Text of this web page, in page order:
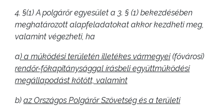
4. §(1) A polgárőr egyesület a 3. § (1) bekezdésében
meghatározott alapfeladatokat akkor kezdheti meg,
valamint végezheti, ha
a) a működési területén illetékes vármegyei(fővárosi)
rendőr-főkapitánysággal írásbeli együttműködési
megállapodást kötött, valamint
b) az Országos Polgárőr Szövetség és a területi